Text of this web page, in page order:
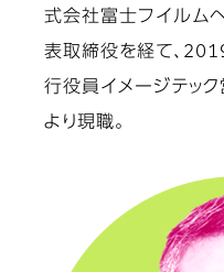
式会社富士フイルム
表取締役を経て、
行役員イメージテッ
より現職。